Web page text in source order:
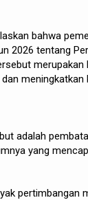
bahwa
2026 tentang
adalah
yang
pertimbangan